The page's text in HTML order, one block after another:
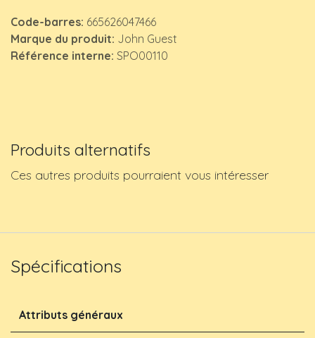
Code-barres: 665626047466
Marque du produit: John Guest
Référence interne: SPO00110
Produits alternatifs
Ces autres produits pourraient vous intéresser
Spécifications
Attributs généraux